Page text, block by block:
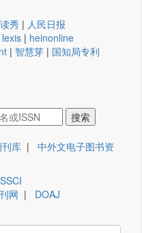
读秀 | 人民日报
lexis | heinonline
| 智慧芽 | 国知局专利
库 | 中外文电子图书资
网 | DOAJ